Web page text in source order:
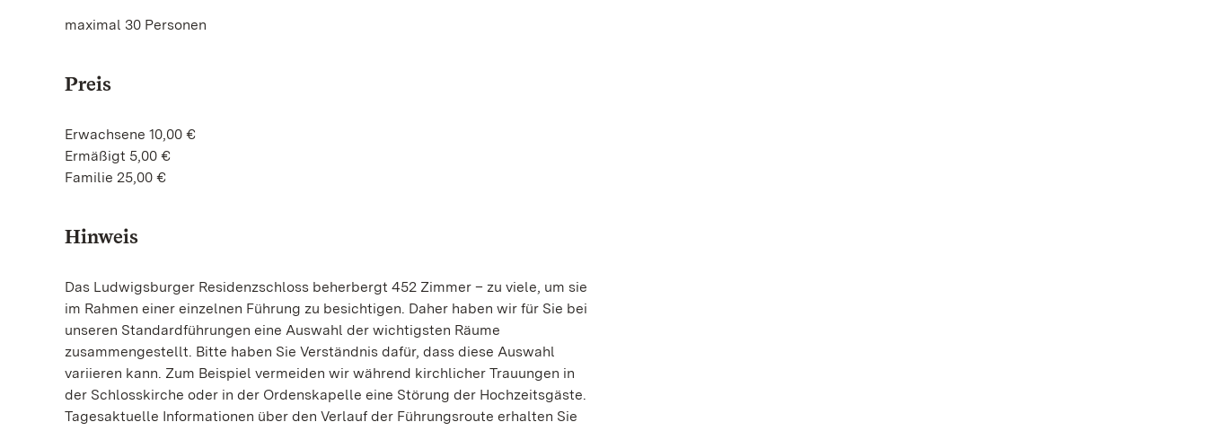
maximal 30 Personen
Preis
Erwachsene 10,00 €
Ermäßigt 5,00 €
Familie 25,00 €
Hinweis
Das Ludwigsburger Residenzschloss beherbergt 452 Zimmer – zu viele, um sie
im Rahmen einer einzelnen Führung zu besichtigen. Daher haben wir für Sie bei
unseren Standardführungen eine Auswahl der wichtigsten Räume
zusammengestellt. Bitte haben Sie Verständnis dafür, dass diese Auswahl
variieren kann. Zum Beispiel vermeiden wir während kirchlicher Trauungen in
der Schlosskirche oder in der Ordenskapelle eine Störung der Hochzeitsgäste.
Tagesaktuelle Informationen über den Verlauf der Führungsroute erhalten Sie